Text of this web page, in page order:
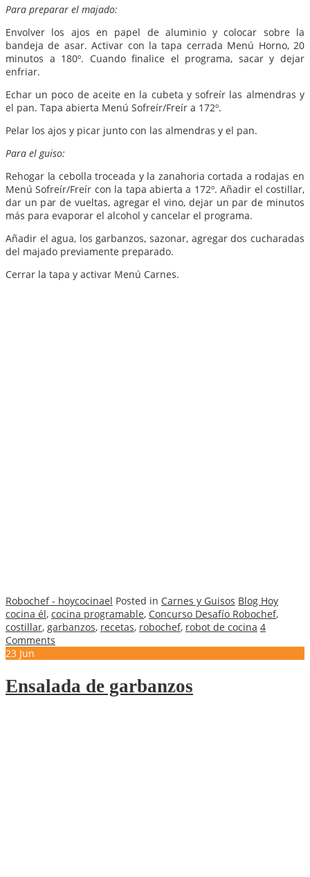
Para preparar el majado:
Envolver los ajos en papel de aluminio y colocar sobre la
bandeja de asar. Activar con la tapa cerrada Menú Horno, 20
minutos a 180º. Cuando finalice el programa, sacar y dejar
enfriar.
Echar un poco de aceite en la cubeta y sofreír las almendras y
el pan. Tapa abierta Menú Sofreír/Freír a 172º.
Pelar los ajos y picar junto con las almendras y el pan.
Para el guiso:
Rehogar la cebolla troceada y la zanahoria cortada a rodajas en
Menú Sofreír/Freír con la tapa abierta a 172º. Añadir el costillar,
dar un par de vueltas, agregar el vino, dejar un par de minutos
más para evaporar el alcohol y cancelar el programa.
Añadir el agua, los garbanzos, sazonar, agregar dos cucharadas
del majado previamente preparado.
Cerrar la tapa y activar Menú Carnes.
Robochef - hoycocinael Posted in Carnes y Guisos Blog Hoy
cocina él, cocina programable, Concurso Desafío Robochef,
costillar, garbanzos, recetas, robochef, robot de cocina 4
Comments
23 Jun
Ensalada de garbanzos